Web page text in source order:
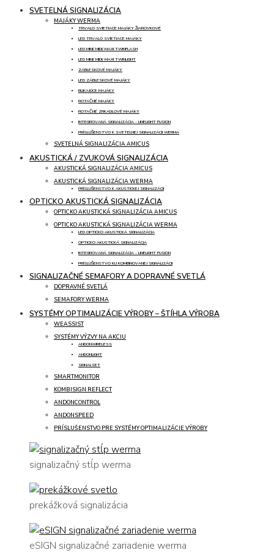
SVETELNÁ SIGNALIZÁCIA
MAJÁKY WERMA
TRVALO SVIETIACE MAJÁKY ŽIAROVKOVÉ
LED TRVALO SVIETIACE MAJÁKY
LED MINI/ MIDI/ MAXI TWINFLASH
LED MINI/ MIDI/ MAXI TWINLIGHT
ZÁBLESKOVÉ MAJÁKY
LED ZÁBLESKOVÉ MAJÁKY
BLIKAJÚCE MAJÁKY
ROTAČNÉ MAJÁKY
ROTAČNÉ ZRKADLOVÉ MAJÁKY
INTEGROVANÁ SIGNALIZÁCIA - LINELIGHT FUSION
PRÍSLUŠENSTVO K SVETELNEJ SIGNALIZÁCII WERMA
SVETELNÁ SIGNALIZÁCIA AMICUS
AKUSTICKÁ / ZVUKOVÁ SIGNALIZÁCIA
AKUSTICKÁ SIGNALIZÁCIA AMICUS
AKUSTICKÁ SIGNALIZÁCIA WERMA
PRÍSLUŠENSTVO K AKUSTICKEJ SIGNALIZÁCII
OPTICKO AKUSTICKÁ SIGNALIZÁCIA
OPTICKO AKUSTICKÁ SIGNALIZÁCIA AMICUS
OPTICKO AKUSTICKÁ SIGNALIZÁCIA WERMA
LED OPTICKO AKUSTICKÁ SIGNALIZÁCIA
OPTICKO AKUSTICKÁ SIGNALIZÁCIA
INTEGROVANÁ SIGNALIZÁCIA - LINELIGHT FUSION
PRÍSLUŠENSTVO KU KOMBINOVANEJ SIGNALIZÁCII
SIGNALIZAČNÉ SEMAFORY A DOPRAVNÉ SVETLÁ
DOPRAVNÉ SVETLÁ
SEMAFORY WERMA
SYSTÉMY OPTIMALIZÁCIE VÝROBY – ŠTÍHLA VÝROBA
WEASSIST
SYSTÉMY VÝZVY NA AKCIU
ANDONWIRELESS
ANDONLIGHT
SIGNALSET
SMARTMONITOR
KOMBISIGN REFLECT
ANDONCONTROL
ANDONSPEED
PRÍSLUŠENSTVO PRE SYSTÉMY OPTIMALIZÁCIE VÝROBY
signalizačný stĺp werma
prekážková signalizácia
eSIGN signalizačné zariadenie werma